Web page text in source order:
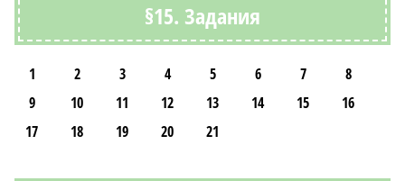
§15. Задания
1 2 3 4 5 6 7
8
9
10 11 12 13 14 15
16
17
18 19 20 21